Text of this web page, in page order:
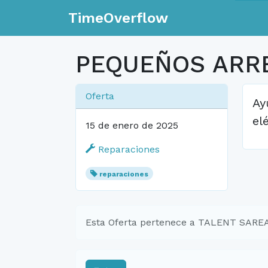
TimeOverflow
PEQUEÑOS
Oferta
15 de enero de 2025
Reparaciones
reparaciones
Esta Oferta pertenece a TALENT